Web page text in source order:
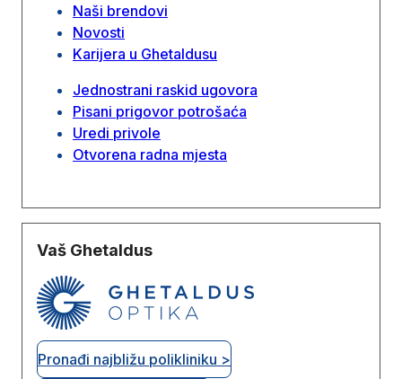
Naši brendovi
Novosti
Karijera u Ghetaldusu
Jednostrani raskid ugovora
Pisani prigovor potrošaća
Uredi privole
Otvorena radna mjesta
Vaš Ghetaldus
Pronađi najbližu polikliniku >